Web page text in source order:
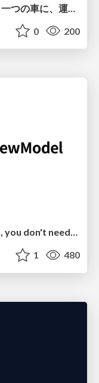
0 200
為什麼你並不需要ViewModel / No, you don't need a ViewModel
1 480